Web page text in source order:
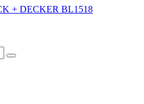
+ DECKER BL1518